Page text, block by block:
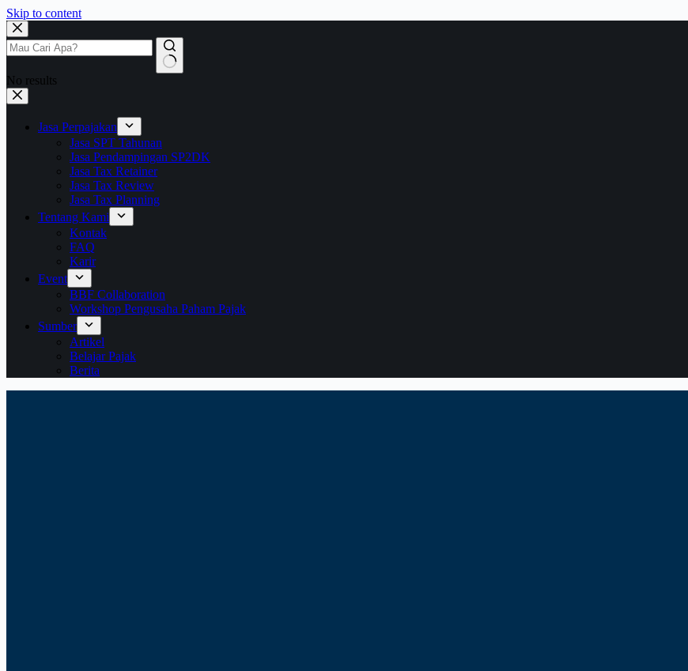
Skip to content
No results
Jasa Perpajakan
Jasa SPT Tahunan
Jasa Pendampingan SP2DK
Jasa Tax Retainer
Jasa Tax Review
Jasa Tax Planning
Tentang Kami
Kontak
FAQ
Karir
Event
BBF Collaboration
Workshop Pengusaha Paham Pajak
Sumber
Artikel
Belajar Pajak
Berita